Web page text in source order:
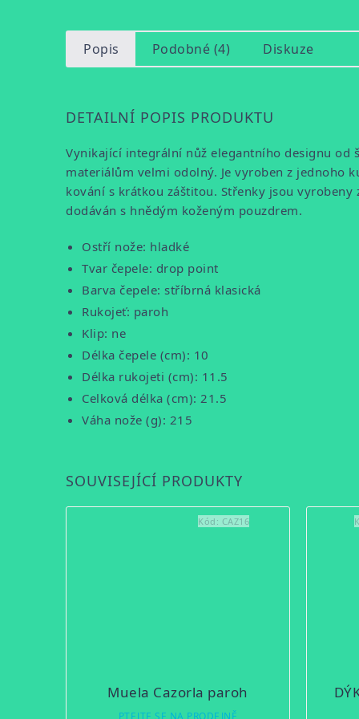
Popis Podobné (4) Diskuze
DETAILNÍ POPIS PRODUKTU
Vynikající integrální nůž elegantního designu
materiálům velmi odolný. Je vyroben z jednoho
kování s krátkou záštitou. Střenky jsou
dodáván s hnědým koženým pouzdrem.
Ostří nože: hladké
Tvar čepele: drop point
Barva čepele: stříbrná klasická
Rukojeť: paroh
Klip: ne
Délka čepele (cm): 10
Délka rukojeti (cm): 11.5
Celková délka (cm): 21.5
Váha nože (g): 215
SOUVISEJÍCÍ PRODUKTY
Muela Cazorla paroh
PTEJTE SE NA PRODEJNĚ
Kód: CAZ16